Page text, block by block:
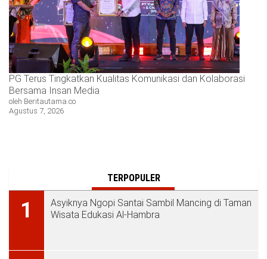
PG Terus Tingkatkan Kualitas Komunikasi dan Kolaborasi
Bersama Insan Media
oleh Beritautama.co
Agustus 7, 2026
TERPOPULER
1
Asyiknya Ngopi Santai Sambil Mancing di Taman
Wisata Edukasi Al-Hambra